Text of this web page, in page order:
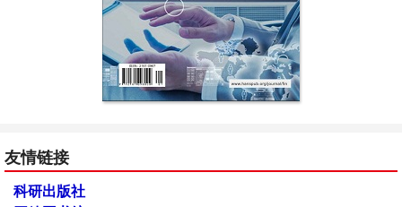
友情链接
科研出版社